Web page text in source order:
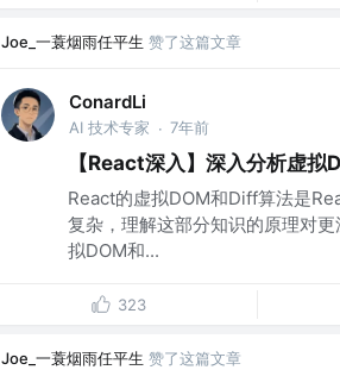
Joe_一蓑烟雨任平生 赞了这篇文章
ConardLi
AI 技术专家 · 7年前
【React深入】深入分析虚拟
React的虚拟DOM和Diff算法是
复杂，理解这部分知识的原理对
拟DOM和...
323
Joe_一蓑烟雨任平生 赞了这篇文章